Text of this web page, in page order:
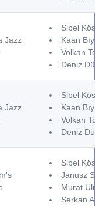
Jazz
Sibel
Kaan
Volkan
Deniz
Jazz
Sibel
Kaan
Volkan
Deniz
Sibel
Janusz
Murat
Serkan